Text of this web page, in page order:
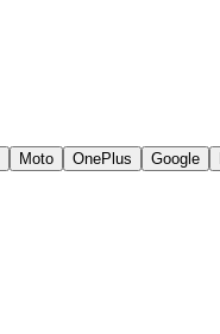
Moto OnePlus Google